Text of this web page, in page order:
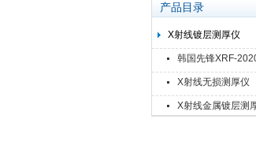
上海精诚兴仪器仪表有
产品目录
X射线镀层测厚仪
韩国先锋XRF-
X射线无损测厚仪
X射线金属镀层测